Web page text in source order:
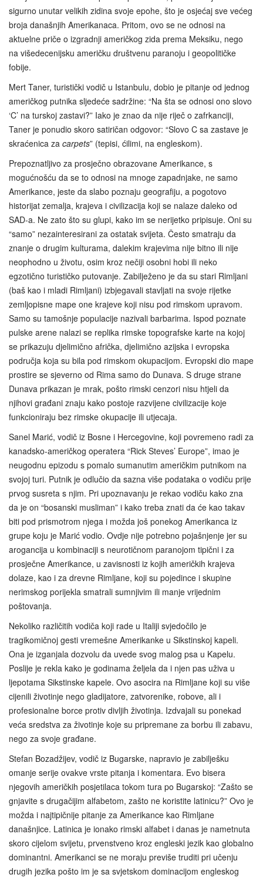
sigurno unutar velikih zidina svoje epohe, što je osjećaj sve većeg
broja današnjih Amerikanaca. Pritom, ovo se ne odnosi na
aktuelne priče o izgradnji američkog zida prema Meksiku, nego
na višedecenijsku američku društvenu paranoju i geopolitičke
fobije.
Mert Taner, turistički vodič u Istanbulu, dobio je pitanje od jednog
američkog putnika sljedeće sadržine: “Na šta se odnosi ono slovo
‘C’ na turskoj zastavi?” Iako je znao da nije riječ o zafrkanciji,
Taner je ponudio skoro satiričan odgovor: “Slovo C sa zastave je
skraćenica za carpets” (tepisi, ćilimi, na engleskom).
Prepoznatljivo za prosječno obrazovane Amerikance, s
mogućnošću da se to odnosi na mnoge zapadnjake, ne samo
Amerikance, jeste da slabo poznaju geografiju, a pogotovo
historijat zemalja, krajeva i civilizacija koji se nalaze daleko od
SAD-a. Ne zato što su glupi, kako im se nerijetko pripisuje. Oni su
“samo” nezainteresirani za ostatak svijeta. Često smatraju da
znanje o drugim kulturama, dalekim krajevima nije bitno ili nije
neophodno u životu, osim kroz nečiji osobni hobi ili neko
egzotično turističko putovanje. Zabilježeno je da su stari Rimljani
(baš kao i mladi Rimljani) izbjegavali stavljati na svoje rijetke
zemljopisne mape one krajeve koji nisu pod rimskom upravom.
Samo su tamošnje populacije nazivali barbarima. Ispod poznate
pulske arene nalazi se replika rimske topografske karte na kojoj
se prikazuju djelimično afrička, djelimično azijska i evropska
područja koja su bila pod rimskom okupacijom. Evropski dio mape
prostire se sjeverno od Rima samo do Dunava. S druge strane
Dunava prikazan je mrak, pošto rimski cenzori nisu htjeli da
njihovi građani znaju kako postoje razvijene civilizacije koje
funkcioniraju bez rimske okupacije ili utjecaja.
Sanel Marić, vodič iz Bosne i Hercegovine, koji povremeno radi za
kanadsko-američkog operatera “Rick Steves’ Europe”, imao je
neugodnu epizodu s pomalo sumanutim američkim putnikom na
svojoj turi. Putnik je odlučio da sazna više podataka o vodiču prije
prvog susreta s njim. Pri upoznavanju je rekao vodiču kako zna
da je on “bosanski musliman” i kako treba znati da će kao takav
biti pod prismotrom njega i možda još ponekog Amerikanca iz
grupe koju je Marić vodio. Ovdje nije potrebno pojašnjenje jer su
arogancija u kombinaciji s neurotičnom paranojom tipični i za
prosječne Amerikance, u zavisnosti iz kojih američkih krajeva
dolaze, kao i za drevne Rimljane, koji su pojedince i skupine
nerimskog porijekla smatrali sumnjivim ili manje vrijednim
poštovanja.
Nekoliko različitih vodiča koji rade u Italiji svjedočilo je
tragikomičnoj gesti vremešne Amerikanke u Sikstinskoj kapeli.
Ona je izganjala dozvolu da uvede svog malog psa u Kapelu.
Poslije je rekla kako je godinama željela da i njen pas uživa u
ljepotama Sikstinske kapele. Ovo asocira na Rimljane koji su više
cijenili životinje nego gladijatore, zatvorenike, robove, ali i
profesionalne borce protiv divljih životinja. Izdvajali su ponekad
veća sredstva za životinje koje su pripremane za borbu ili zabavu,
nego za svoje građane.
Stefan Bozadžijev, vodič iz Bugarske, napravio je zabilješku
omanje serije ovakve vrste pitanja i komentara. Evo bisera
njegovih američkih posjetilaca tokom tura po Bugarskoj: “Zašto se
gnjavite s drugačijim alfabetom, zašto ne koristite latinicu?” Ovo je
možda i najtipičnije pitanje za Amerikance kao Rimljane
današnjice. Latinica je ionako rimski alfabet i danas je nametnuta
skoro cijelom svijetu, prvenstveno kroz engleski jezik kao globalno
dominantni. Amerikanci se ne moraju previše truditi pri učenju
drugih jezika pošto im je sa svjetskom dominacijom engleskog